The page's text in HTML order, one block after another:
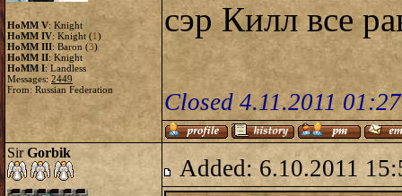
HoMM V: Knight
HoMM IV: Knight (1)
HoMM III: Baron (3)
HoMM II: Knight
HoMM I: Landless
Messages: 2449
From: Russian Federation
сэр Килл все
Closed 4.11.2011
SirGorbik
Added: 6.10.2011